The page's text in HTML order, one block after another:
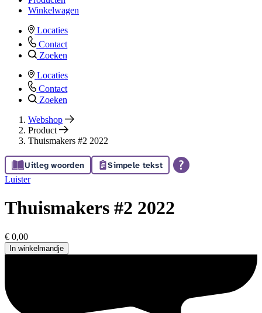
Winkelwagen
Locaties
Contact
Zoeken
Locaties
Contact
Zoeken
Webshop
Product
Thuismakers #2 2022
Uitleg woorden Simpele tekst
Luister
Thuismakers #2 2022
€ 0,00
In winkelmandje